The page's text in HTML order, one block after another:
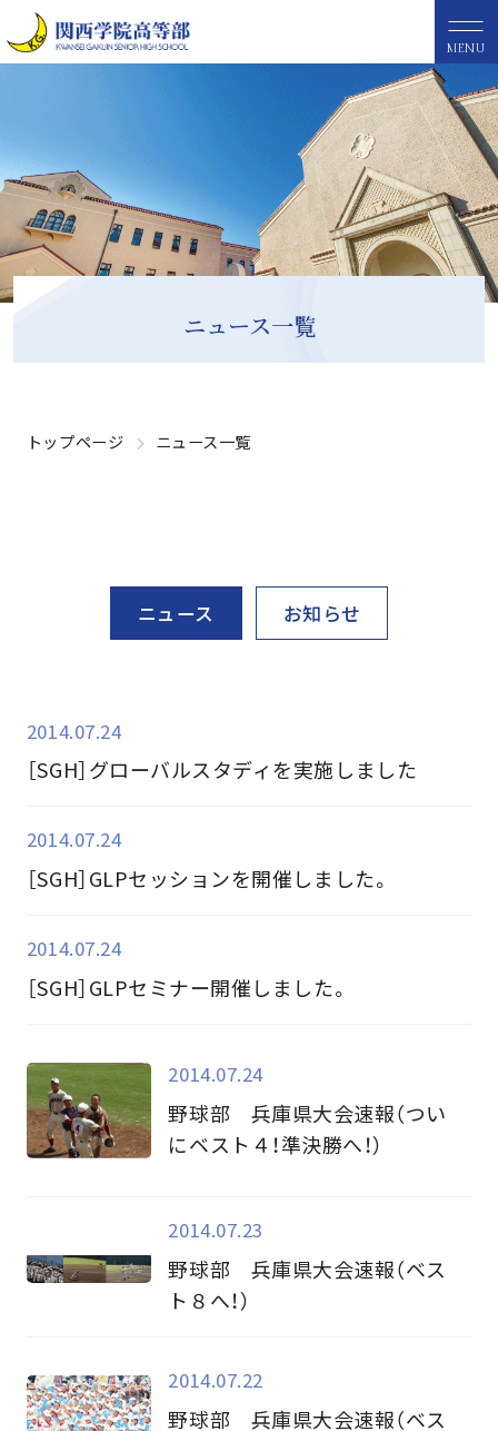
MENU
ニュース一覧
トップページ ニュース一覧
ニュース お知らせ
2014.07.24
［SGH］グローバルスタディを実施しました
2014.07.24
［SGH］GLPセッションを開催しました。
2014.07.24
［SGH］GLPセミナー開催しました。
2014.07.24
野球部 兵庫県大会速報（つい
にベスト４！準決勝へ！）
2014.07.23
野球部 兵庫県大会速報（ベス
ト８へ！）
2014.07.22
野球部 兵庫県大会速報（ベス